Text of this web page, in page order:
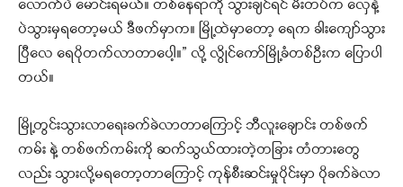
လောက်ပဲ မောင်းရမယ်။ တစ်နေရာကို သွားချင်ရင် မီးတပ်က လှေနဲ့
ပဲသွားမှရတော့မယ် ဒီဖက်မှာက။ မြို့ထဲမှာတော့ ရေက ခါးကျော်သွား
ပြီလေ ရေပိုတက်လာတာပေါ့။” လို့ လွိုင်ကော်မြို့ခံတစ်ဦးက ပြောပါ
တယ်။
မြို့တွင်းသွားလာရေးခက်ခဲလာတာကြောင့် ဘီလူးချောင်း တစ်ဖက်
ကမ်း နဲ့ တစ်ဖက်ကမ်းကို ဆက်သွယ်ထားတဲ့တခြား တံတားတွေ
လည်း သွားလို့မရတော့တာကြောင့် ကုန်စီးဆင်းမှုပိုင်းမှာ ပိုခက်ခဲလာ